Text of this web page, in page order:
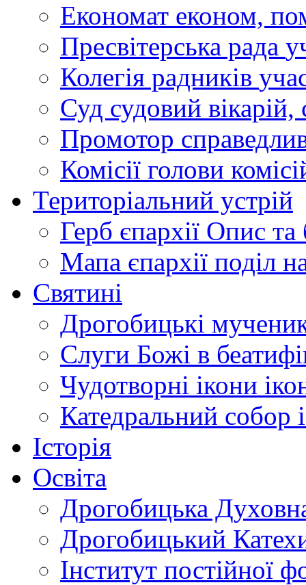
Економат економ,
Пресвітерська рада
Колегія радників
Суд судовий вікарій,
Промотор
Комісії голови
Територіальний устрій
Герб єпархії Опис та
Мапа єпархії поділ
Святині
Дрогобицькі
Слуги Божі в
Чудотворні ікони
Катедральний собор
Історія
Освіта
Дрогобицька
Дрогобицький
Інститут постійної